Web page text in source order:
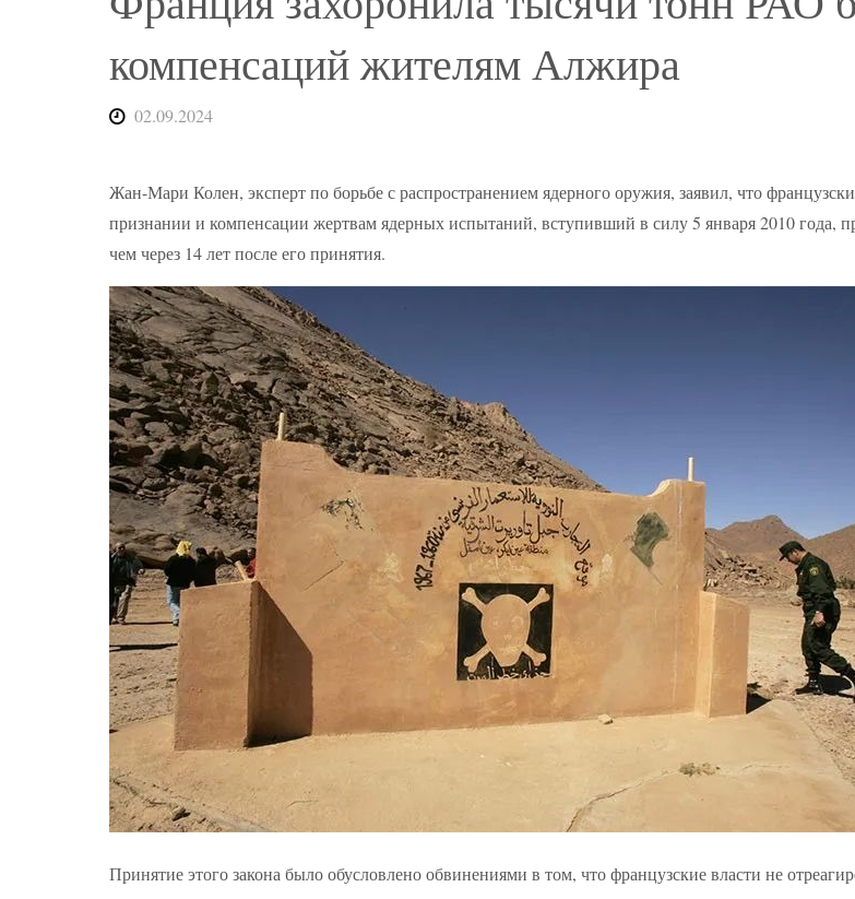
компенсаций жителям Алжира
02.09.2024
Жан-Мари Колен, эксперт по борьбе с распространением ядерного оружия, заявил, что
признании и компенсации жертвам ядерных испытаний, вступивший в силу 5 января 2010 года,
чем через 14 лет после его принятия.
Принятие этого закона было обусловлено обвинениями в том, что французские власти не